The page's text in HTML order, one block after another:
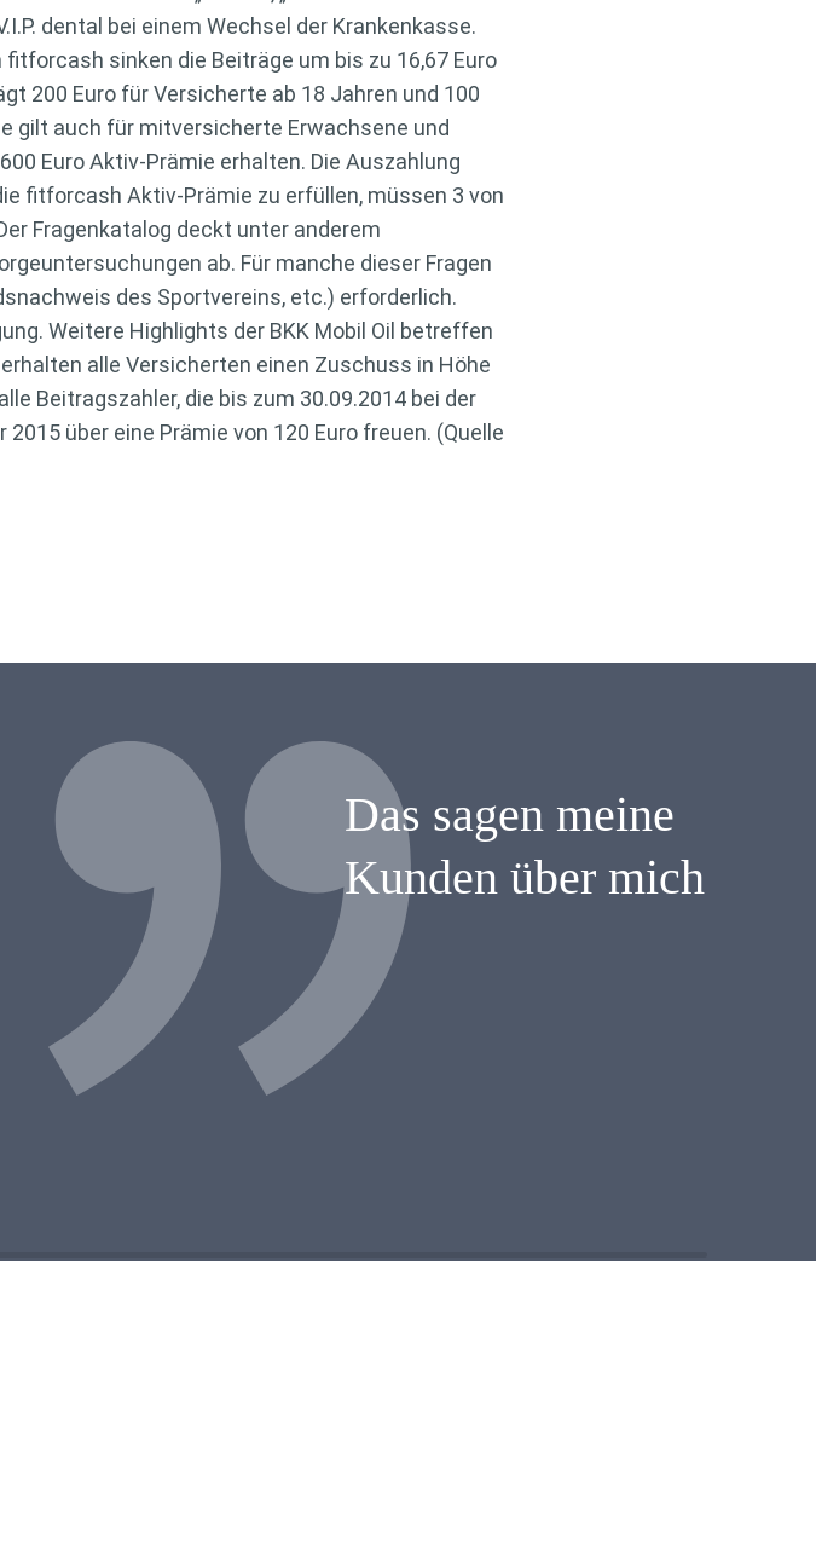
dental bei einem Wechsel der Krankenkasse.
sinken die Beiträge um bis zu 16,67 Euro
200 Euro für Versicherte ab 18 Jahren und 100
gilt auch für mitversicherte Erwachsene und
Euro Aktiv-Prämie erhalten. Die Auszahlung
fitforcash Aktiv-Prämie zu erfüllen, müssen 3 von
Fragenkatalog deckt unter anderem
ab. Für manche dieser Fragen
des Sportvereins, etc.) erforderlich.
Weitere Highlights der BKK Mobil Oil betreffen
alle Versicherten einen Zuschuss in Höhe
Beitragszahler, die bis zum 30.09.2014 bei der
über eine Prämie von 120 Euro freuen. (Quelle
Das sagen meine
Kunden über mich